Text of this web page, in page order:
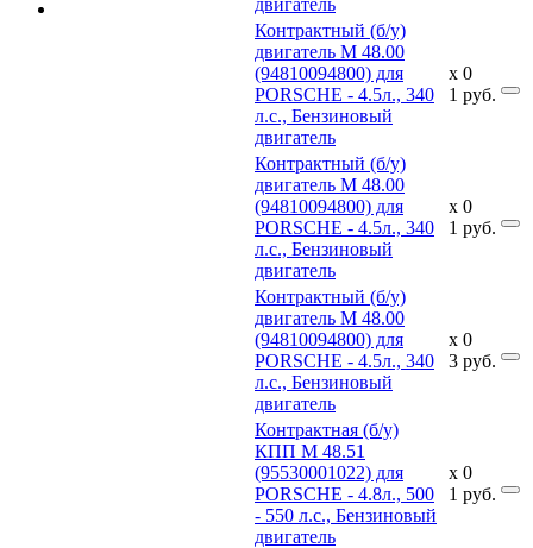
двигатель
Контрактный (б/у)
двигатель M 48.00
(94810094800) для
PORSCHE - 4.5л., 340
л.с., Бензиновый
двигатель
x
1
0
руб.
Контрактный (б/у)
двигатель M 48.00
(94810094800) для
PORSCHE - 4.5л., 340
л.с., Бензиновый
двигатель
x
1
0
руб.
Контрактный (б/у)
двигатель M 48.00
(94810094800) для
PORSCHE - 4.5л., 340
л.с., Бензиновый
двигатель
x
3
0
руб.
Контрактная (б/у)
КПП M 48.51
(95530001022) для
PORSCHE - 4.8л., 500
- 550 л.с., Бензиновый
двигатель
x
1
0
руб.